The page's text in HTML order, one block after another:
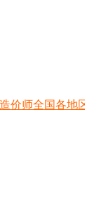
价师全国各地